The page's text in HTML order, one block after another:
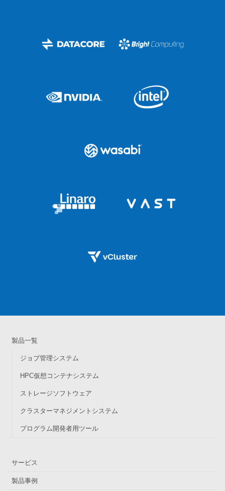
製品一覧
ジョブ管理システム
HPC仮想コンテナシステム
ストレージソフトウェア
クラスターマネジメントシステム
プログラム開発者用ツール
サービス
製品事例